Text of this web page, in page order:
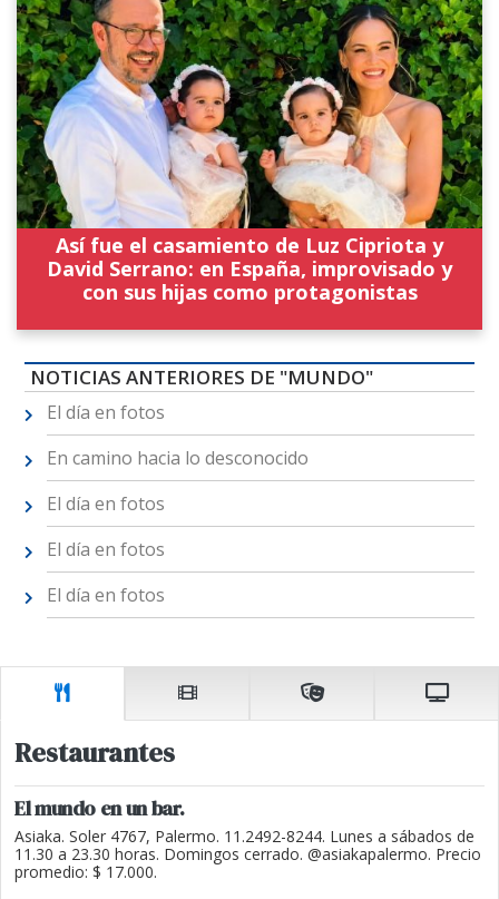
Así fue el casamiento de Luz Cipriota y
David Serrano: en España, improvisado y
con sus hijas como protagonistas
NOTICIAS ANTERIORES DE "MUNDO"
El día en fotos
En camino hacia lo desconocido
El día en fotos
El día en fotos
El día en fotos
Restaurantes
El mundo en un bar.
Asiaka. Soler 4767, Palermo. 11.2492-8244. Lunes a sábados de
11.30 a 23.30 horas. Domingos cerrado. @asiakapalermo. Precio
promedio: $ 17.000.